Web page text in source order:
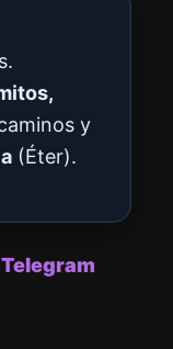
y
(Éter).
Telegram